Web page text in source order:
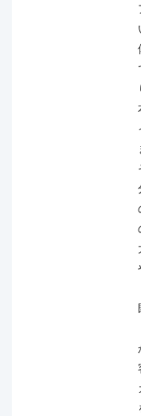
● 自分に合ったラ
● アーユルヴェー
● 基礎を本格的に
事者やセラピスト
● 人は何のために
るのかなど、根本
残した答えを知り
● 心や体の性質を
● 日本アーユルヴ
ー初級資格がほし
【AMAJ基礎理論
/ セッション(1時
● オリジナルのテ
● 講師 田端作成オ
ェックシート使用
● AMAJ入会金・
● 希望者があれば